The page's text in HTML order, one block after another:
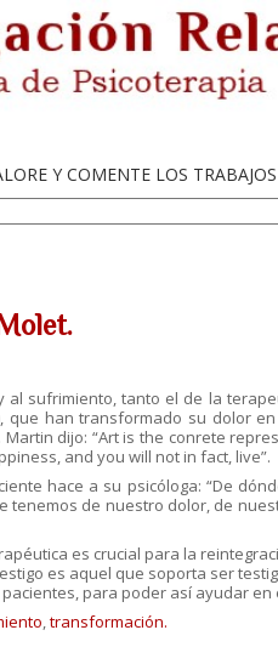
Y COMENTE LOS
al sufrimiento, tanto el de la
que han transformado su dolor
dijo: “Art is the conrete
and you will not in fact, live”.
hace a su psicóloga: “De
tenemos de nuestro dolor, de
es crucial para la
es aquel que soporta ser
para poder así ayudar
,transformación.